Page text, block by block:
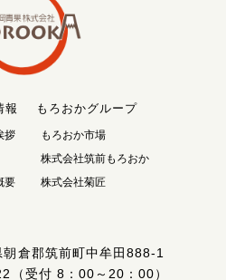
報
拶
要
もろおかグループ
もろおか市場
株式会社筑前もろおか
株式会社菊匠
朝倉郡筑前町中牟田888-1
（受付 8：00～20：00）